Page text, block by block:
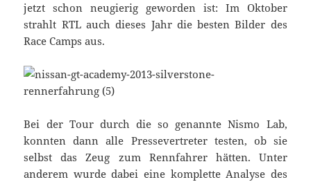
jetzt schon neugierig geworden ist: Im Oktober
strahlt RTL auch dieses Jahr die besten Bilder des
Race Camps aus.
Bei der Tour durch die so genannte Nismo Lab,
konnten dann alle Pressevertreter testen, ob sie
selbst das Zeug zum Rennfahrer hätten. Unter
anderem wurde dabei eine komplette Analyse des